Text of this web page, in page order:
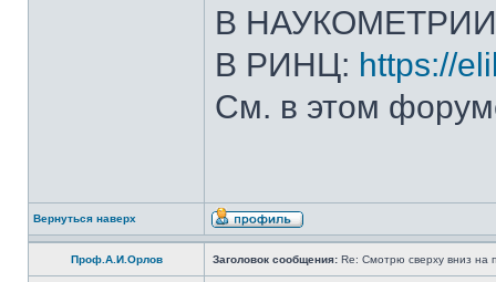
В
В РИНЦ: https://
См. в этом
Вернуться наверх
Проф.А.И.Орлов Заголовок сообщения: Re: Смотрю сверху вниз на